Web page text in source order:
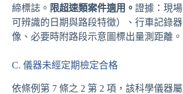
締標誌。 限超速類案件適用。 證據：現
可辨識的日期與路段特徵）、行車記錄
像、必要時附路段示意圖標出量測距離。
C. 儀器未經定期檢定合格
依條例第 7 條之 2 第 2 項，該科學儀器